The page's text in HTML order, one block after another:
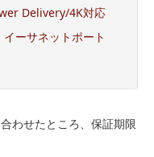
Delivery/4K対応
ーサネットポート
わせたところ、保証期限